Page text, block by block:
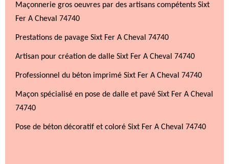
Maçonnerie gros oeuvres par des artisans compétents Sixt
Fer A Cheval 74740
Prestations de pavage Sixt Fer A Cheval 74740
Artisan pour création de dalle Sixt Fer A Cheval 74740
Professionnel du béton imprimé Sixt Fer A Cheval 74740
Maçon spécialisé en pose de dalle et pavé Sixt Fer A Cheval
74740
Pose de béton décoratif et coloré Sixt Fer A Cheval 74740